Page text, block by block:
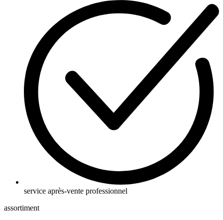
service après-vente professionnel
assortiment